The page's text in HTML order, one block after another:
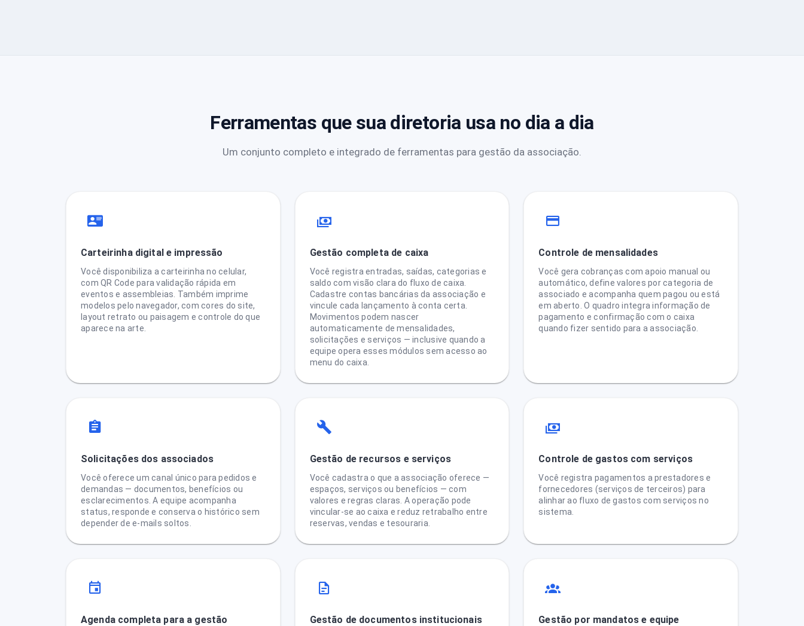
Ferramentas que sua diretoria usa no dia a dia
Um conjunto completo e integrado de ferramentas para gestão da associação.
Carteirinha digital e impressão
Você disponibiliza a carteirinha no celular,
com QR Code para validação rápida em
eventos e assembleias. Também imprime
modelos pelo navegador, com cores do site,
layout retrato ou paisagem e controle do que
aparece na arte.
Gestão completa de caixa
Você registra entradas, saídas, categorias e
saldo com visão clara do fluxo de caixa.
Cadastre contas bancárias da associação e
vincule cada lançamento à conta certa.
Movimentos podem nascer
automaticamente de mensalidades,
solicitações e serviços — inclusive quando a
equipe opera esses módulos sem acesso ao
menu do caixa.
Controle de mensalidades
Você gera cobranças com apoio manual ou
automático, define valores por categoria de
associado e acompanha quem pagou ou está
em aberto. O quadro integra informação de
pagamento e confirmação com o caixa
quando fizer sentido para a associação.
Solicitações dos associados
Você oferece um canal único para pedidos e
demandas — documentos, benefícios ou
esclarecimentos. A equipe acompanha
status, responde e conserva o histórico sem
depender de e-mails soltos.
Gestão de recursos e serviços
Você cadastra o que a associação oferece —
espaços, serviços ou benefícios — com
valores e regras claras. A operação pode
vincular-se ao caixa e reduz retrabalho entre
reservas, vendas e tesouraria.
Controle de gastos com serviços
Você registra pagamentos a prestadores e
fornecedores (serviços de terceiros) para
alinhar ao fluxo de gastos com serviços no
sistema.
Agenda completa para a gestão Gestão de documentos institucionais Gestão por mandatos e equipe